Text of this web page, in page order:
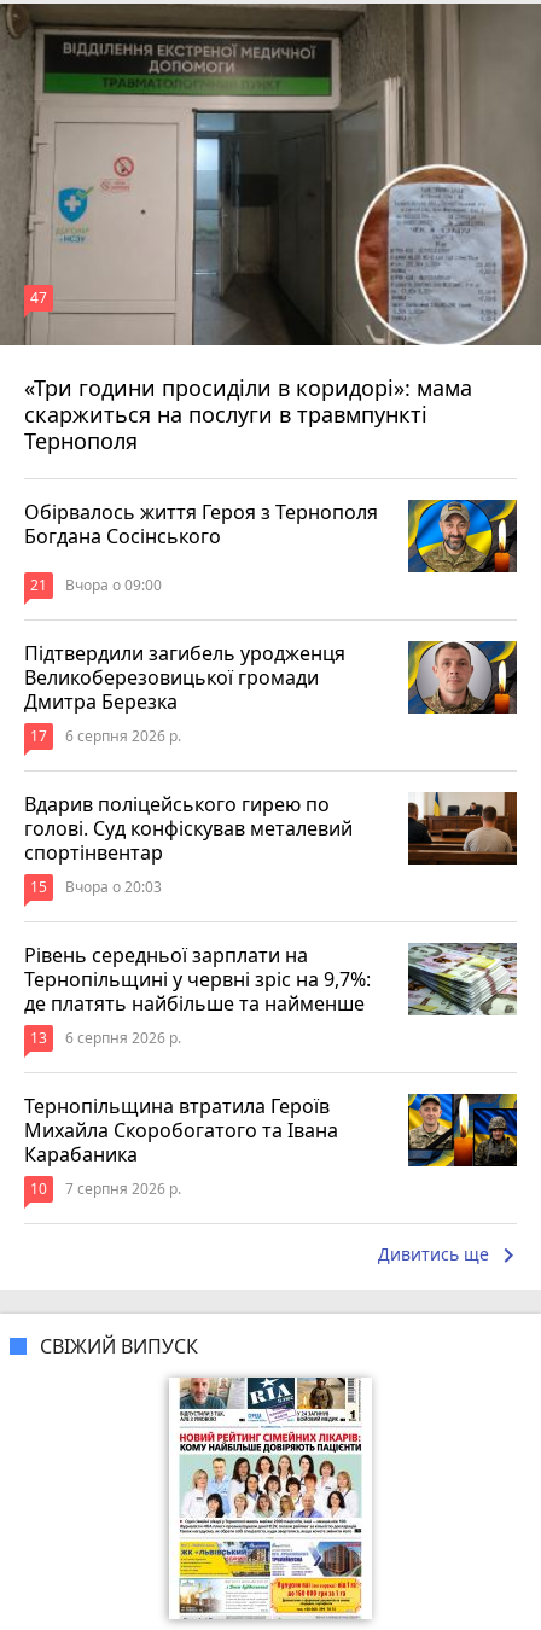
«Три години просиділи в коридорі»: мама
скаржиться на послуги в травмпункті
Тернополя
47
Вчора о 13:05
Обірвалось життя Героя з Тернополя
Богдана Сосінського
21 Вчора о 09:00
Підтвердили загибель уродженця
Великоберезовицької громади
Дмитра Березка
17 6 серпня 2026 р.
Вдарив поліцейського гирею по
голові. Суд конфіскував металевий
спортінвентар
15 Вчора о 20:03
Рівень середньої зарплати на
Тернопільщині у червні зріс на 9,7%:
де платять найбільше та найменше
13 6 серпня 2026 р.
Тернопільщина втратила Героїв
Михайла Скоробогатого та Івана
Карабаника
10 7 серпня 2026 р.
Дивитись ще keyboard_arrow_right
СВІЖИЙ ВИПУСК